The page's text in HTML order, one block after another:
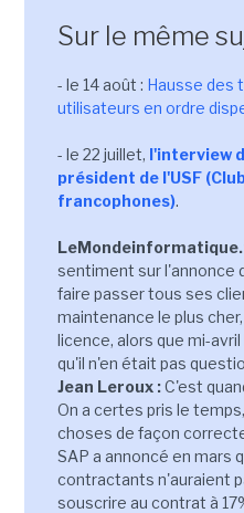
Sur le même
- le 14 août : Hausse des
utilisateurs en ordre
- le 22 juillet, l'interview
président de l'USF
francophones).
sentiment sur l'annonce
faire passer tous ses
maintenance le plus
licence, alors que mi-
qu'il n'en était pas
Jean Leroux :C'est
On a certes pris le
choses de façon
SAP a annoncé en mars
contractants n'auraient
souscrire au contrat à